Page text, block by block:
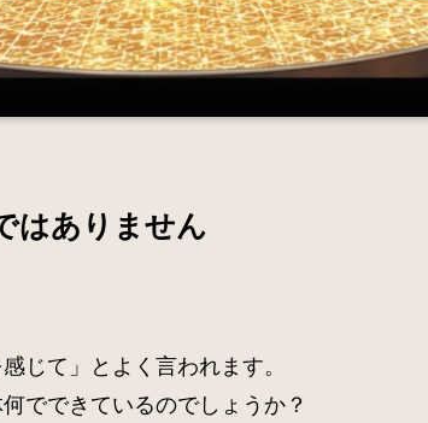
はありません
じて」とよく言われます。
でできているのでしょうか？